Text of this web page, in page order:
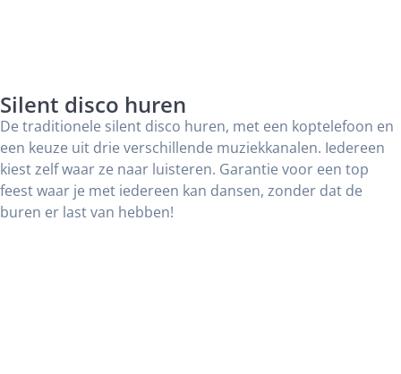
Silent disco huren
De traditionele silent disco huren, met een koptelefoon en
een keuze uit drie verschillende muziekkanalen. Iedereen
kiest zelf waar ze naar luisteren. Garantie voor een top
feest waar je met iedereen kan dansen, zonder dat de
buren er last van hebben!